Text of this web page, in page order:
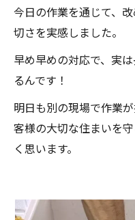
今日の作業を通じて、
切さを実感しました。
早め早めの対応で、実
るんです！
明日も別の現場で作業
客様の大切な住まいを
く思います。